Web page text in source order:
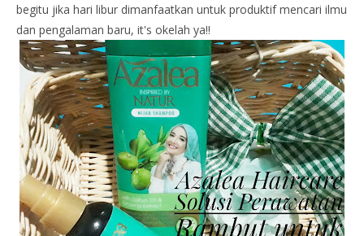
begitu jika hari libur dimanfaatkan untuk produktif mencari ilmu
dan pengalaman baru, it's okelah ya!!